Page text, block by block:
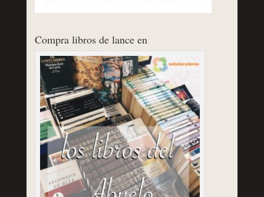
Compra libros de lance en